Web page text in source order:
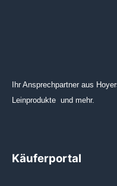
Ihr Ansprechpartner aus
Leinprodukte und mehr.
Käuferportal